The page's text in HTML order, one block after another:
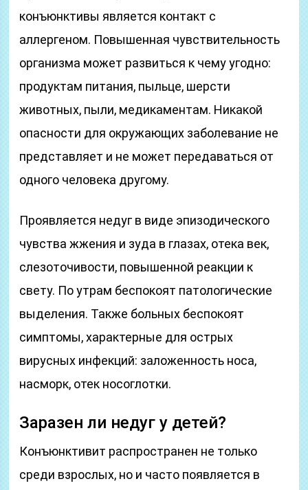
конъюнктивы является контакт с
аллергеном. Повышенная чувствительность
организма может развиться к чему угодно:
продуктам питания, пыльце, шерсти
животных, пыли, медикаментам. Никакой
опасности для окружающих заболевание не
представляет и не может передаваться от
одного человека другому.
Проявляется недуг в виде эпизодического
чувства жжения и зуда в глазах, отека век,
слезоточивости, повышенной реакции к
свету. По утрам беспокоят патологические
выделения. Также больных беспокоят
симптомы, характерные для острых
вирусных инфекций: заложенность носа,
насморк, отек носоглотки.
Заразен ли недуг у детей?
Конъюнктивит распространен не только
среди взрослых, но и часто появляется в